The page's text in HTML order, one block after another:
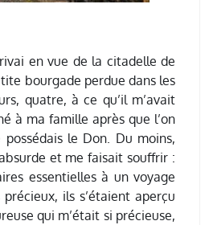
en vue de la citadelle de
bourgade perdue dans les
quatre, à ce qu’il m’avait
à ma famille après que l’on
le Don. Du moins,
et me faisait souffrir :
essentielles à un voyage
ils s’étaient aperçu
qui m’était si précieuse,